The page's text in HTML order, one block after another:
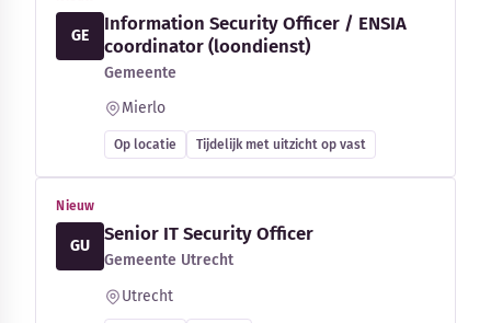
GE
Information Security Officer / ENSIA
coordinator (loondienst)
Gemeente
Mierlo
Op locatie Tijdelijk met uitzicht op vast
Nieuw
GU
Senior IT Security Officer
Gemeente Utrecht
Utrecht